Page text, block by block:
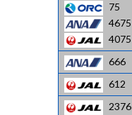
75
4675
4075
666
612
2376